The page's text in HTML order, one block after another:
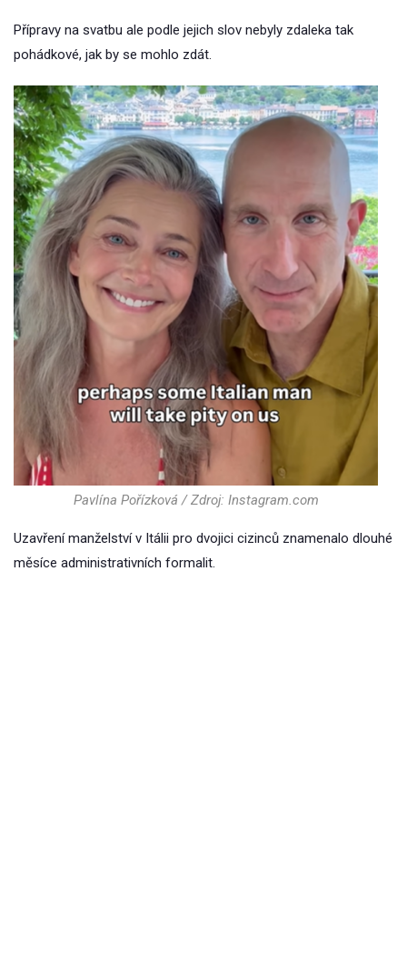
Přípravy na svatbu ale podle jejich slov nebyly zdaleka tak
pohádkové, jak by se mohlo zdát.
Pavlína Pořízková / Zdroj: Instagram.com
Uzavření manželství v Itálii pro dvojici cizinců znamenalo dlouhé
měsíce administrativních formalit.